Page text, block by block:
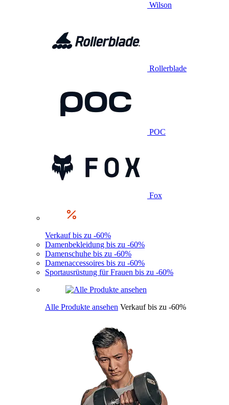
Wilson
Rollerblade
POC
Fox
Verkauf bis zu -60%
Damenbekleidung bis zu -60%
Damenschuhe bis zu -60%
Damenaccessoires bis zu -60%
Sportausrüstung für Frauen bis zu -60%
Alle Produkte ansehen Verkauf bis zu -60%